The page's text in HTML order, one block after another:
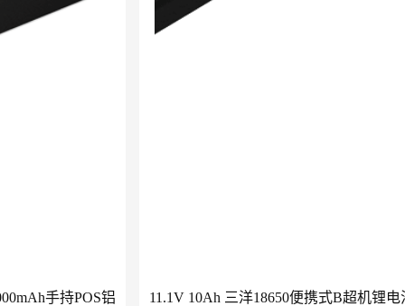
手持POS铝
11.1V 10Ah 三洋18650便携式B超机锂电